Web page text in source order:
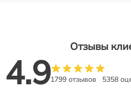
Отзывы
4.91799 отзывов 5358